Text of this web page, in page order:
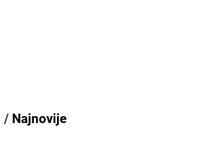
/ Najnovije